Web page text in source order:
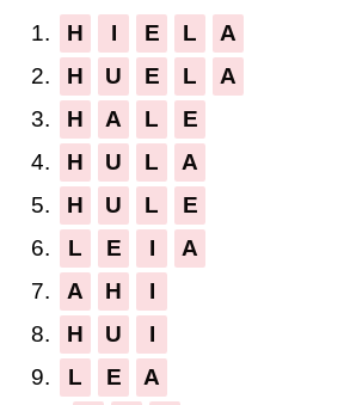
1. H I E L
A
2.
H U E L
A
3.
H A L
E
4.
H U L
A
5.
H U L
E
6.
L E I
A
7.
A H
I
8.
H U
I
9.
L E
A